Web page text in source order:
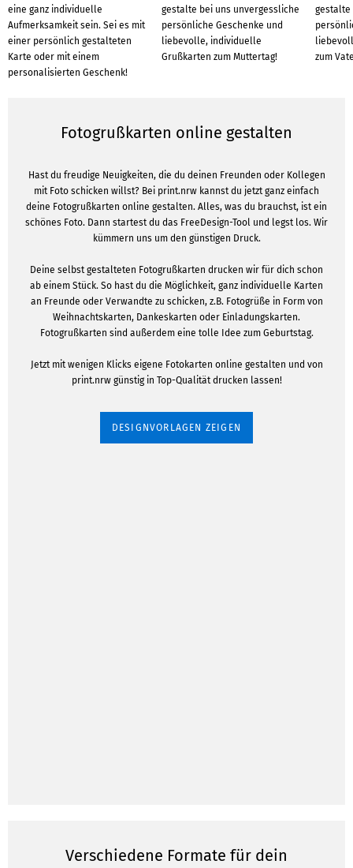
eine ganz individuelle
Aufmerksamkeit sein. Sei es mit
einer persönlich gestalteten
Karte oder mit einem
personalisierten Geschenk!
gestalte bei uns unvergessliche
persönliche Geschenke und
liebevolle, individuelle
Grußkarten zum Muttertag!
gestalte
zum
Fotogrußkarten online gestalten
Hast du freudige Neuigkeiten, die du deinen Freunden oder Kollegen
mit Foto schicken willst? Bei print.nrw kannst du jetzt ganz einfach
deine Fotogrußkarten online gestalten. Alles, was du brauchst, ist ein
schönes Foto. Dann startest du das FreeDesign-Tool und legst los. Wir
kümmern uns um den günstigen Druck.
Deine selbst gestalteten Fotogrußkarten drucken wir für dich schon
ab einem Stück. So hast du die Möglichkeit, ganz individuelle Karten
an Freunde oder Verwandte zu schicken, z.B. Fotogrüße in Form von
Weihnachtskarten, Dankeskarten oder Einladungskarten.
Fotogrußkarten sind außerdem eine tolle Idee zum Geburtstag.
Jetzt mit wenigen Klicks eigene Fotokarten online gestalten und von
print.nrw günstig in Top-Qualität drucken lassen!
DESIGNVORLAGEN ZEIGEN
Verschiedene Formate für dein